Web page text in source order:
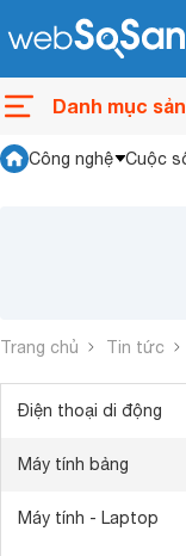
Danh mục
Công nghệ Cuộc
Trang chủ Tin tức
Điện thoại di động
Máy tính bảng
Máy tính - Laptop